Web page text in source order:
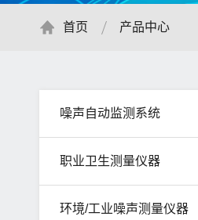
首页 产品中心
噪声自动监测系统
职业卫生测量仪器
环境/工业噪声测量仪器